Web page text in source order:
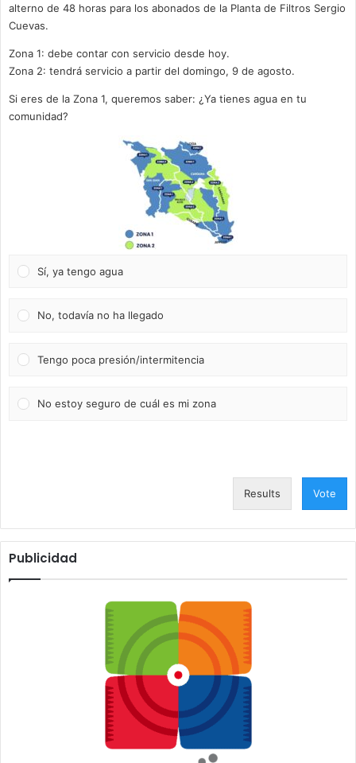
alterno de 48 horas para los abonados de la Planta de Filtros Sergio
Cuevas.
Zona 1: debe contar con servicio desde hoy.
Zona 2: tendrá servicio a partir del domingo, 9 de agosto.
Si eres de la Zona 1, queremos saber: ¿Ya tienes agua en tu
comunidad?
Sí, ya tengo agua
No, todavía no ha llegado
Tengo poca presión/intermitencia
No estoy seguro de cuál es mi zona
Results Vote
Publicidad